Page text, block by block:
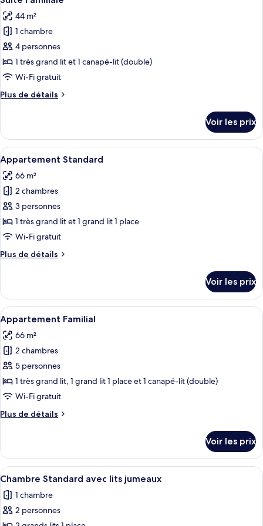
Suite
toutes
les
photos
pour
ce
type
chambre :
44 m²
1 chambre
4 personnes
1 très grand lit et 1 canapé-lit (double)
Wi-Fi gratuit
Plus de détails
Plus
le
type
de
chambre
Suite
Familiale
Voir les prix
Afficher
toutes
les
photos
pour
ce
type
chambre :
Une chambre d’hôtel moderne
5
Appartement Standard
66 m²
2 chambres
3 personnes
1 très grand lit et 1 grand lit 1 place
Wi-Fi gratuit
Plus de détails
Plus
le
type
de
chambre
Appartement
Standard
Voir les prix
Afficher
toutes
les
photos
pour
ce
type
chambre :
Un lit bien fait, avec un magazine, un
5
Appartement Familial
66 m²
2 chambres
5 personnes
1 très grand lit, 1 grand lit 1 place et 1 canapé-lit (double)
Wi-Fi gratuit
Plus de détails
Plus
le
type
de
Appartement
Familial
Voir les prix
Afficher
toutes
les
photos
Une chambre d’hôtel avec deux lits,
4
Chambre Standard avec lits jumeaux
1 chambre
2 personnes